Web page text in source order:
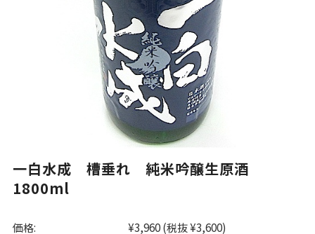
一白水成 槽垂れ 純米吟醸生原酒
1800ml
価格: ¥3,960(税抜 ¥3,600)